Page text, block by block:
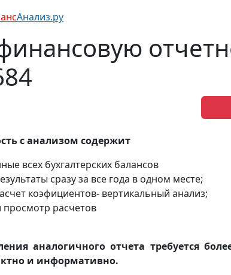
Анализ.ру
с анализом содержит
всех бухгалтерских балансов
сразу за все года в одном месте;
коэфициентов- вертикальный анализ;
расчетов
аналогичного отчета требуется
и информативно.